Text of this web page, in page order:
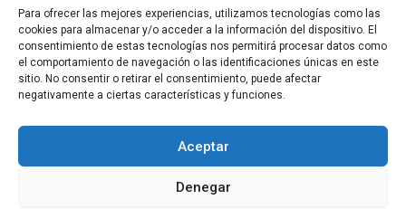
Para ofrecer las mejores experiencias, utilizamos tecnologías como las
cookies para almacenar y/o acceder a la información del dispositivo. El
consentimiento de estas tecnologías nos permitirá procesar datos como
el comportamiento de navegación o las identificaciones únicas en este
sitio. No consentir o retirar el consentimiento, puede afectar
negativamente a ciertas características y funciones.
Aceptar
Denegar
INFORMACIÓN RELEVANTE
Producto
Automatización Industrial